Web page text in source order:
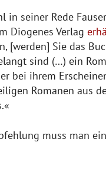
in seiner Rede
Diogenes Verlag
[werden] Sie das
sind (…) ein
bei ihrem
Romanen aus
muss man